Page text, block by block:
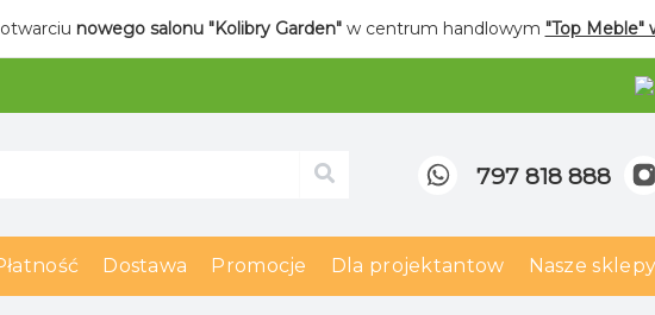
nowego salonu "Kolibry Garden" w centrum handlowym "Top Meble"
797 818 888
Dostawa Promocje Dla projektantow Nasze sklepy